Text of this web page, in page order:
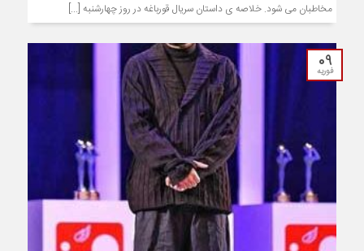
مخاطبان می شود. خلاصه ی داستان سریال قورباغه در روز چهارشنبه [...]
09
فوریه